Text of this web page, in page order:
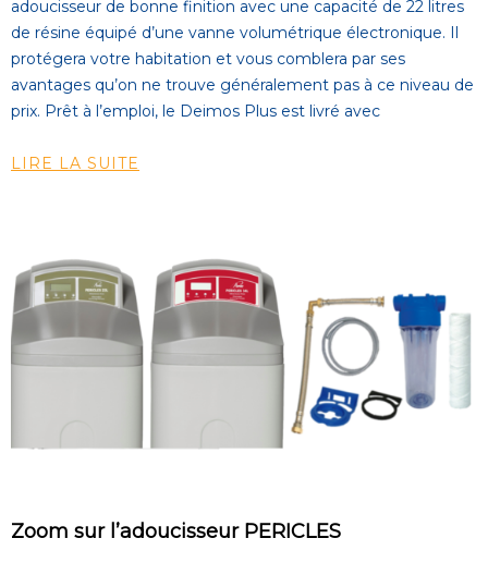
adoucisseur de bonne finition avec une capacité de 22 litres
de résine équipé d’une vanne volumétrique électronique. Il
protégera votre habitation et vous comblera par ses
avantages qu’on ne trouve généralement pas à ce niveau de
prix. Prêt à l’emploi, le Deimos Plus est livré avec
LIRE LA SUITE
Zoom sur l’adoucisseur PERICLES